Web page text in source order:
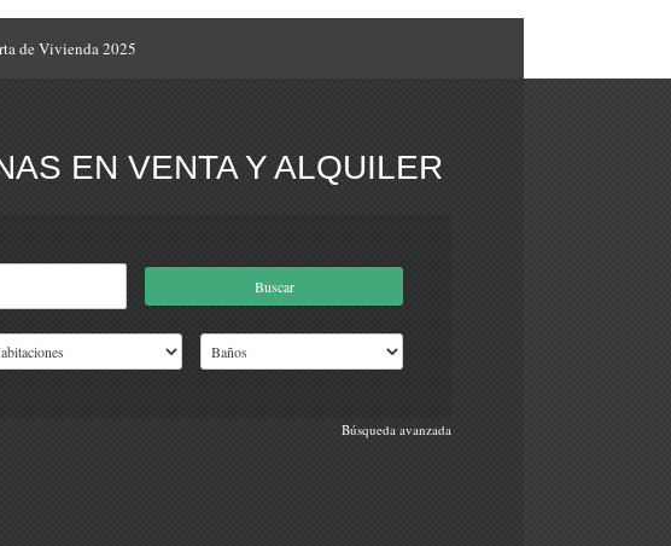
de Vivienda 2025
EN VENTA Y ALQUILER
Búsqueda avanzada